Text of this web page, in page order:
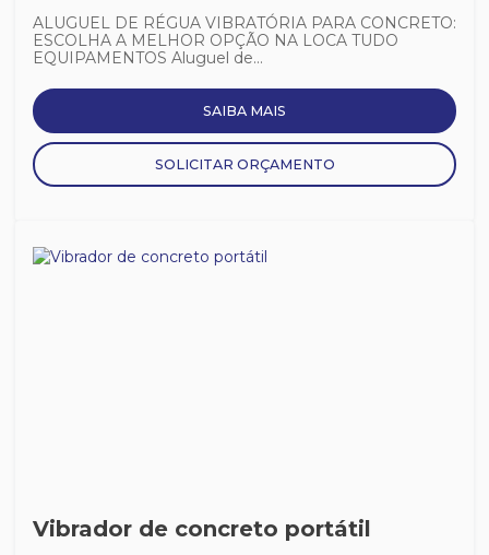
ALUGUEL DE RÉGUA VIBRATÓRIA PARA CONCRETO:
ESCOLHA A MELHOR OPÇÃO NA LOCA TUDO
EQUIPAMENTOS Aluguel de...
SAIBA MAIS
SOLICITAR ORÇAMENTO
Vibrador de concreto portátil